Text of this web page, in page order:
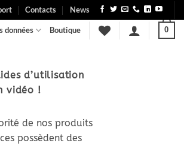
Contacts News
données Boutique 0
d’utilisation
vidéo !
de nos produits
possèdent des